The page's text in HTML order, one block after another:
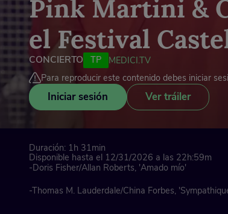
el Festival
CONCIERTO TP
MEDICI.TV
Para reproducir este contenido debes iniciar
Iniciar sesión Ver tráiler
Duración: 1h 31min
Disponible hasta el 12/31/2026 a las 22h:59m
-Doris Fisher/Allan Roberts, 'Amado mío'
-Thomas M. Lauderdale/China Forbes,